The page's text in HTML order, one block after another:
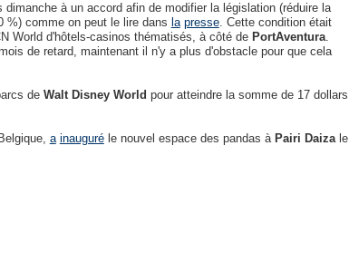
à un accord afin de modifier la législation (réduire la
%) comme on peut le lire dans la presse. Cette condition était
World d'hôtels-casinos thématisés, à côté de PortAventura.
de retard, maintenant il n'y a plus d'obstacle pour que cela
de Walt Disney World pour atteindre la somme de 17 dollars
a inauguréle nouvel espace des pandas à Pairi Daizale